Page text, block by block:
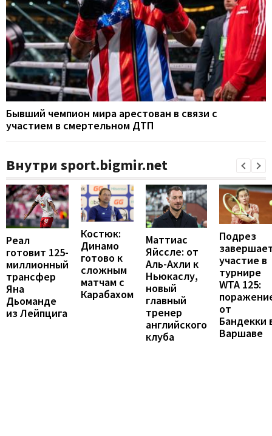
Бывший чемпион мира арестован в связи с
участием в смертельном ДТП
Внутри sport.bigmir.net
Реал
готовит 125-
миллионный
трансфер
Яна
Дьоманде
из Лейпцига
Костюк:
Динамо
готово к
сложным
матчам с
Карабахом
Маттиас
Яйссле: от
Аль-Ахли к
Ньюкаслу,
новый
главный
тренер
английского
клуба
Подрез
участие в
турнире
WTA 125:
от
Бандекки
Варшаве